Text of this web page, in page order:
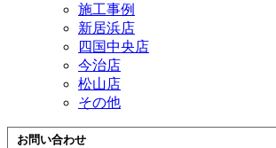
施工事例
新居浜店
四国中央店
今治店
松山店
その他
お問い合わせ